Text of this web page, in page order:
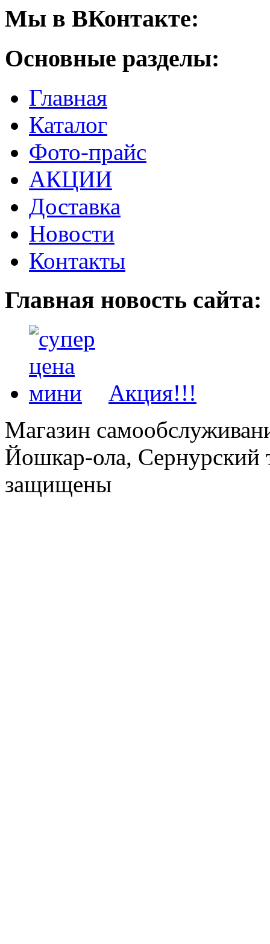
Мы в ВКонтакте:
Основные разделы:
Главная
Каталог
Фото-прайс
АКЦИИ
Доставка
Новости
Контакты
Главная новость сайта:
Акция!!!
Магазин
Йошкар-ола, Сернурский
защищены